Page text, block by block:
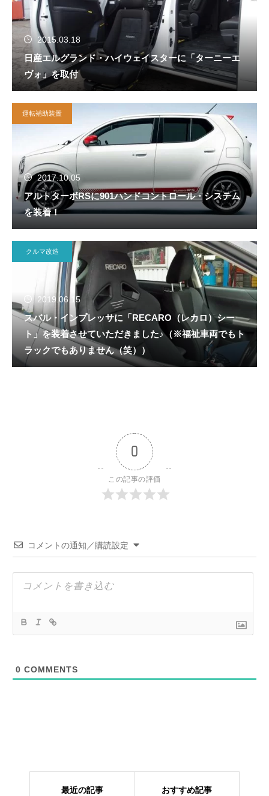
2015.03.18
日産エルグランド・ハイウェイスターに「ターニーエ
ヴォ」を取付
運転補助装置
2017.10.05
アルトターボRSに901ハンドコントロール・システム
を装着！
クルマ改造
2019.06.15
スバル・インプレッサに「RECARO（レカロ）シー
ト」を装着させていただきました♪（※福祉車両でもト
ラックでもありません（笑））
0
この記事の評価
コメントの通知／購読設定
0 COMMENTS
最近の記事 おすすめ記事